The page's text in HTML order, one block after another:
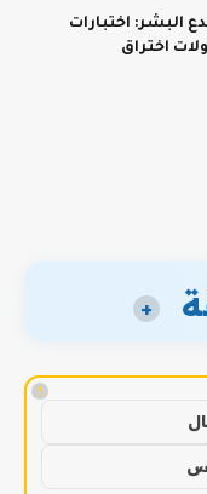
البشر: اختبارات
اختراق
+
!